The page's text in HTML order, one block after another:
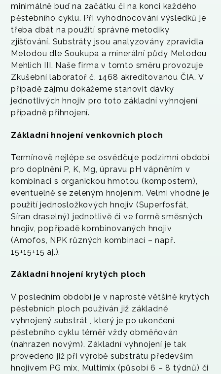
minimálně buď na začátku či na konci každého
pěstebního cyklu. Při vyhodnocování výsledků je
třeba dbát na použití správné metodiky
zjišťování. Substráty jsou analyzovány zpravidla
Metodou dle Soukupa a minerální půdy Metodou
Mehlich III. Naše firma v tomto směru provozuje
Zkušební laboratoř č. 1468 akreditovanou ČIA. V
případě zájmu dokážeme stanovit dávky
jednotlivých hnojiv pro toto základní vyhnojení
případně přihnojení.
Základní hnojení venkovních ploch
Termínově nejlépe se osvědčuje podzimní období
pro doplnění P, K, Mg, úpravu pH vápněním v
kombinaci s organickou hmotou (kompostem),
eventuelně se zeleným hnojením. Velmi vhodné je
použití jednosložkových hnojiv (Superfosfát,
Síran draselný) jednotlivě či ve formě směsných
hnojiv, popřípadě kombinovaných hnojiv
(Amofos, NPK různých kombinací – např.
15+15+15 aj.).
Základní hnojení krytých ploch
V posledním období je v naprosté většině krytých
pěstebních ploch používán již základně
vyhnojený substrát , který je po ukončení
pěstebního cyklu téměř vždy obměňován
(nahrazen novým). Základní vyhnojení je tak
provedeno již při výrobě substrátu především
hnojivem PG mix, Multimix (působí 6 – 8 týdnů) či